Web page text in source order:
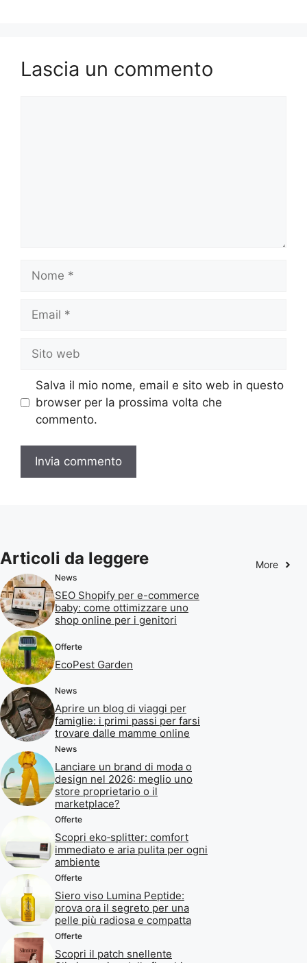
Lascia un commento
web
Salva il mio nome, email e sito web in questo
browser per la prossima volta che
commento.
Articoli da leggere More
News
SEO Shopify per e-commerce
baby: come ottimizzare uno
shop online per i genitori
Offerte
EcoPest Garden
News
Aprire un blog di viaggi per
famiglie: i primi passi per farsi
trovare dalle mamme online
News
Lanciare un brand di moda o
design nel 2026: meglio uno
store proprietario o il
marketplace?
Offerte
Scopri eko‑splitter: comfort
immediato e aria pulita per ogni
ambiente
Offerte
Siero viso Lumina Peptide:
prova ora il segreto per una
pelle più radiosa e compatta
Offerte
Scopri il patch snellente